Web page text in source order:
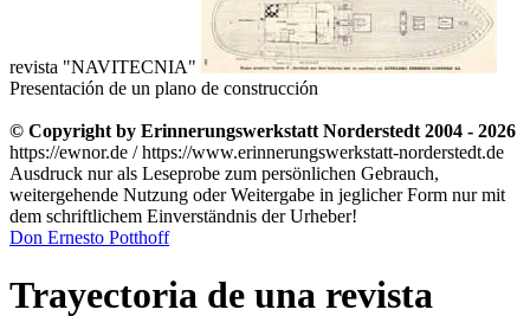
revista
NAVITECNIA
Presentación de un plano de construcción
© Copyright by Erinnerungswerkstatt Norderstedt 2004 - 2026
https://ewnor.de / https://www.erinnerungswerkstatt-norderstedt.de
Ausdruck nur als Leseprobe zum persönlichen Gebrauch,
weitergehende Nutzung oder Weitergabe in jeglicher Form nur mit
dem schriftlichem Einverständnis der Urheber!
Don Ernesto Potthoff
Trayectoria de una revista